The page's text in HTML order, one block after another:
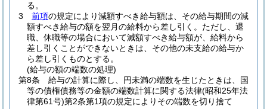
る。
3
前項の規定により減額すべき給与額は、その給与期間の減
額すべき給与の額を翌月の給料から差し引く。 ただし、退
職、休職等の場合において減額すべき給与額が、給料から
差し引くことができないときは、その他の未支給の給与か
ら差し引くものとする。
(給与の額の端数の処理)
第8条
給与の計算に際し、円未満の端数を生じたときは、国
等の債権債務等の金額の端数計算に関する法律(昭和25年法
律第61号)第2条第1項の規定によりその端数を切り捨て